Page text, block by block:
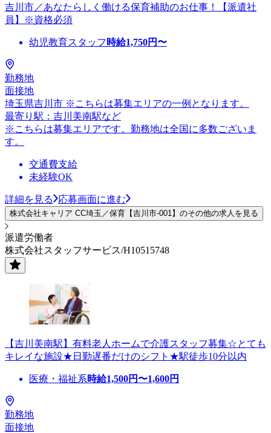
吉川市／あなたらしく働ける保育補助のお仕事！【派遣社
員】※資格必須
幼児教育スタッフ 時給1,750円〜
勤務地
面接地
埼玉県吉川市 ※こちらは募集エリアの一例となります。
最寄り駅：吉川美南駅など
※こちらは募集エリアです。勤務地は全国に多数ございま
す。
交通費支給
未経験OK
詳細を見る 応募画面に進む
株式会社キャリア CC埼玉／保育【吉川市-001】のその他の求人を見る
派遣労働者
株式会社スタッフサービス/H10515748
【吉川美南駅】有料老人ホームで介護スタッフ募集☆とても
キレイな施設★日勤遅番だけのシフト★駅徒歩10分以内
医療・福祉系時給1,500円〜1,600円
勤務地
面接地